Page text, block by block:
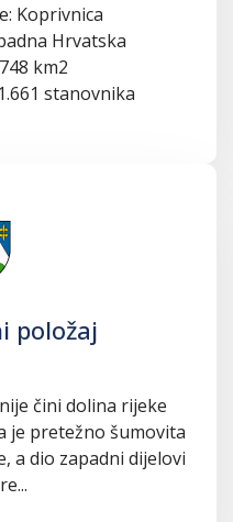
Koprivnica
Hrvatska
km2
stanovnika
položaj
čini dolina rijeke
je pretežno šumovita
a dio zapadni dijelovi